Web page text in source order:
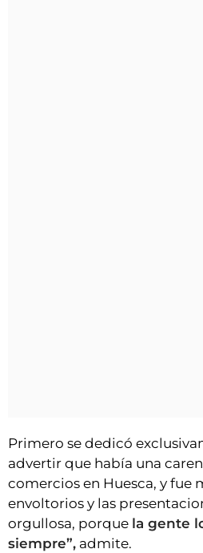
Primero se dedicó
advertir que había una
comercios en Huesca, y fue
envoltorios y las
orgullosa, porque la gente
siempre”, admite.